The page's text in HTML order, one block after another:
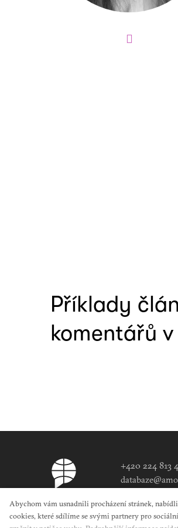
Příklady
komentářů
+420 224 813
Abychom vám usnadnili procházení stránek,
cookies, které sdílíme se svými partnery pro